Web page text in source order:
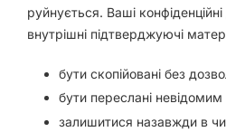
руйнується. Ваші
внутрішні підтверджуючі
бути скопійовані без
бути переслані
залишитися назавжди в